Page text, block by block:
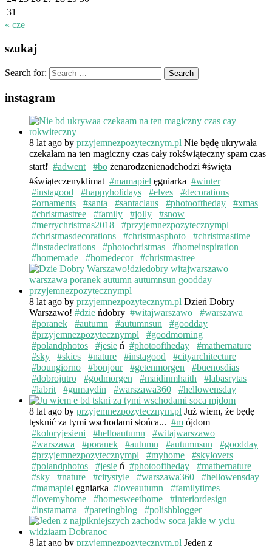
31
« cze
szukaj
Search for:
instagram
8 lat ago by przyjemnezpozytecznym.pl Nie będę ukrywała
czekałam na ten magiczny czas cały rokświąteczny spam czas
start❗️ #adwent #bo żenarodzenienadchodzi #święta
#świąteczenyklimat #mamapiel ęgniarka #winter
#instagood
#happyholidays #elves
#decorations
#ornaments
#santa #santaclaus #photooftheday
#xmas
#christmastree
#family #jolly
#snow
#merrychristmas2018
#przyjemnezpozytecznympl
#christmasdecorations
#christmasphoto
#christmastime
#instadecirations
#photochristmas
#homeinspiration
#homemade
#homedecor #christmastree
8 lat ago by przyjemnezpozytecznym.pl Dzień Dobry
Warszawo! #dzie ńdobry #witajwarszawo
#warszawa
#poranek
#autumn #autumnsun
#goodday
#przyjemnezpozytecznympl
#goodmorning
#polandphotos
#jesie ń #photooftheday
#mathernature
#sky
#skies #nature #instagood
#cityarchitecture
#boungiorno
#bonjour #getenmorgen
#buenosdias
#dobrojutro
#godmorgen #maidinmhaith
#labasrytas
#labrit
#gumaydin #warszawa360 #hellowensday
8 lat ago by przyjemnezpozytecznym.pl Już wiem, że będę
tęsknić za tymi wschodami słońca... #m ójdom
#koloryjesieni
#helloautumn
#witajwarszawo
#warszawa
#poranek #autumn #autumnsun
#goodday
#przyjemnezpozytecznympl
#myhome
#skylovers
#polandphotos
#jesie ń #photooftheday
#mathernature
#sky
#nature #citystyle #warszawa360
#hellowensday
#mamapiel ęgniarka #loveautumn
#familytimes
#lovemyhome
#homesweethome
#interiordesign
#instamama
#paretingblog #polishblogger
8 lat ago by przyjemnezpozytecznym.pl Jeden z